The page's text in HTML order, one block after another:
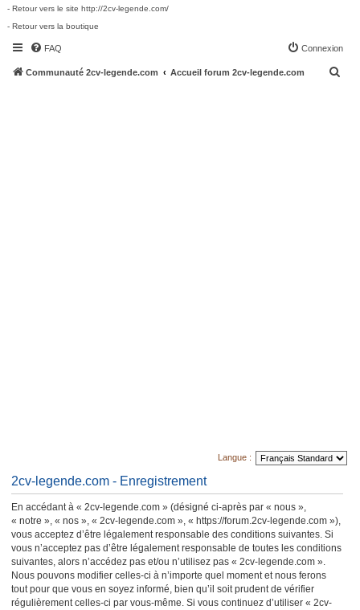
- Retour vers le site http://2cv-legende.com/
- Retour vers la boutique
FAQ Connexion
Communauté 2cv-legende.com Accueil forum 2cv-legende.com
Langue :
2cv-legende.com - Enregistrement
En accédant à « 2cv-legende.com » (désigné ci-après par « nous »,
« notre », « nos », « 2cv-legende.com », « https://forum.2cv-legende.com »),
vous acceptez d’être légalement responsable des conditions suivantes. Si
vous n’acceptez pas d’être légalement responsable de toutes les conditions
suivantes, alors n’accédez pas et/ou n’utilisez pas « 2cv-legende.com ».
Nous pouvons modifier celles-ci à n’importe quel moment et nous ferons
tout pour que vous en soyez informé, bien qu’il soit prudent de vérifier
régulièrement celles-ci par vous-même. Si vous continuez d’utiliser « 2cv-